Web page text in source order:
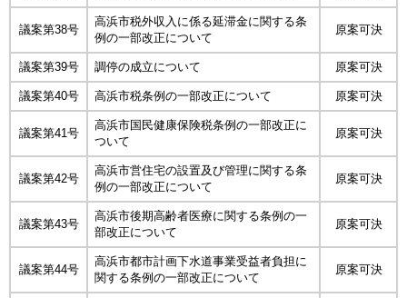
議案第38号
高浜市税外収入に係る延滞金に関する条
例の一部改正について
原案可決
議案第39号 調停の成立について 原案可決
議案第40号 高浜市税条例の一部改正について 原案可決
議案第41号
高浜市国民健康保険税条例の一部改正に
ついて
原案可決
議案第42号
高浜市営住宅の設置及び管理に関する条
例の一部改正について
原案可決
議案第43号
高浜市後期高齢者医療に関する条例の一
部改正について
原案可決
議案第44号
高浜市都市計画下水道事業受益者負担に
関する条例の一部改正について
原案可決